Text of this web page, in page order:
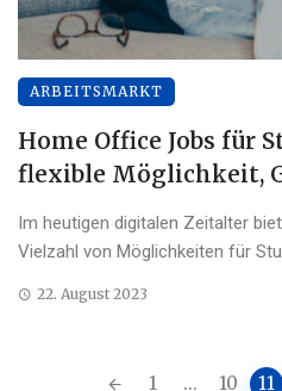
ARBEITSMARKT
Home Office Jobs für
flexible Möglichkeit,
Im heutigen digitalen Zeitalter
Vielzahl von Möglichkeiten für
22. August 2023
1 ... 10 11